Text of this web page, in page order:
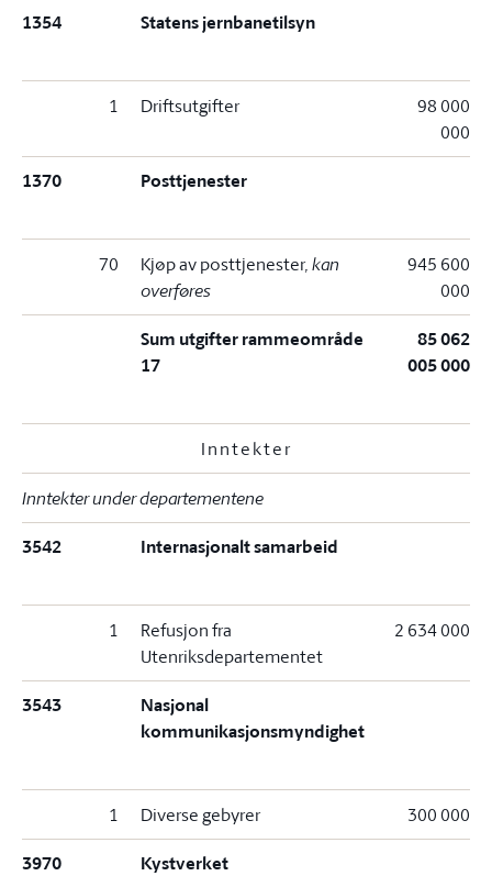
1354 Statens jernbanetilsyn
1 Driftsutgifter
98 000
000
1370 Posttjenester
70 Kjøp av posttjenester, kan
overføres
945 600
000
Sum utgifter rammeområde
17
85 062
005 000
Inntekter
Inntekter under departementene
3542 Internasjonalt samarbeid
1
Refusjon fra
Utenriksdepartementet
2 634 000
3543
Nasjonal
kommunikasjonsmyndighet
1 Diverse gebyrer 300 000
3970 Kystverket